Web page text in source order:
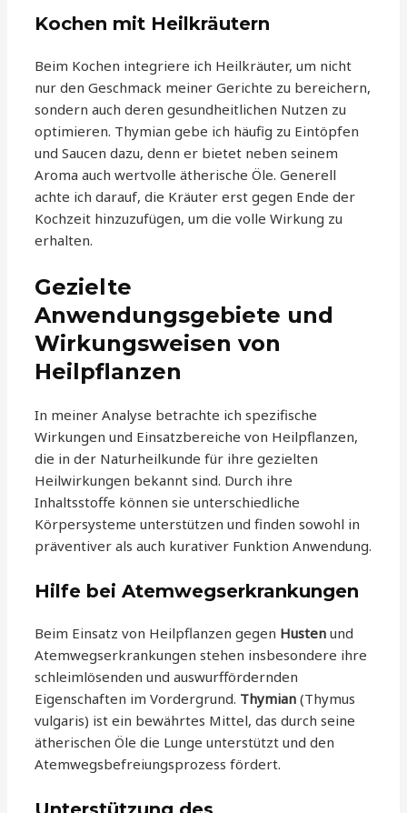
Kochen mit Heilkräutern
Beim Kochen integriere ich Heilkräuter, um nicht
nur den Geschmack meiner Gerichte zu bereichern,
sondern auch deren gesundheitlichen Nutzen zu
optimieren. Thymian gebe ich häufig zu Eintöpfen
und Saucen dazu, denn er bietet neben seinem
Aroma auch wertvolle ätherische Öle. Generell
achte ich darauf, die Kräuter erst gegen Ende der
Kochzeit hinzuzufügen, um die volle Wirkung zu
erhalten.
Gezielte
Anwendungsgebiete und
Wirkungsweisen von
Heilpflanzen
In meiner Analyse betrachte ich spezifische
Wirkungen und Einsatzbereiche von Heilpflanzen,
die in der Naturheilkunde für ihre gezielten
Heilwirkungen bekannt sind. Durch ihre
Inhaltsstoffe können sie unterschiedliche
Körpersysteme unterstützen und finden sowohl in
präventiver als auch kurativer Funktion Anwendung.
Hilfe bei Atemwegserkrankungen
Beim Einsatz von Heilpflanzen gegen Husten und
Atemwegserkrankungen stehen insbesondere ihre
schleimlösenden und auswurffördernden
Eigenschaften im Vordergrund. Thymian (Thymus
vulgaris) ist ein bewährtes Mittel, das durch seine
ätherischen Öle die Lunge unterstützt und den
Atemwegsbefreiungsprozess fördert.